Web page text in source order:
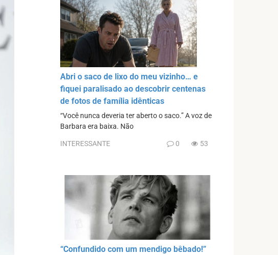
Abri o saco de lixo do meu vizinho… e
fiquei paralisado ao descobrir centenas
de fotos de família idênticas
“Você nunca deveria ter aberto o saco.” A voz de
Barbara era baixa. Não
INTERESSANTE 0 53
“Confundido com um mendigo bêbado!”